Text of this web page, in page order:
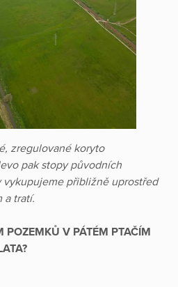
zregulované koryto
pak stopy původních
vykupujeme přibližně uprostřed
a tratí.
POZEMKŮ V PÁTÉM PTAČÍM